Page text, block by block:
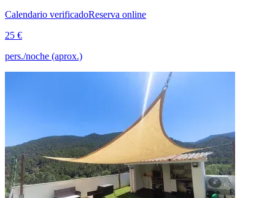
Calendario verificadoReserva online
25 €
pers./noche (aprox.)